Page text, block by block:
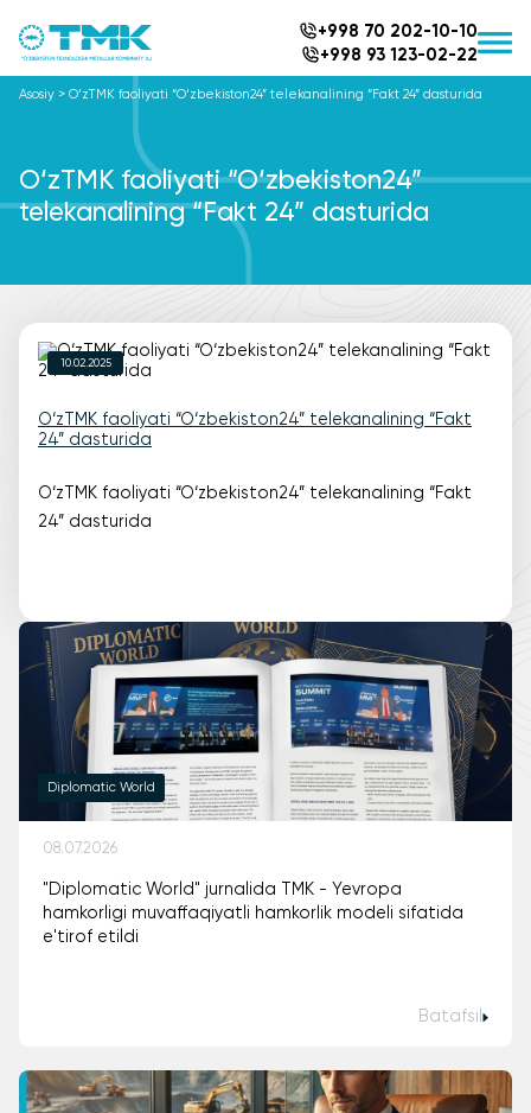
+998 70 202-10-10
+998 93 123-02-22
Asosiy > O‘zTMK faoliyati “O‘zbekiston24” telekanalining “Fakt 24” dasturida
O‘zTMK faoliyati “O‘zbekiston24”
telekanalining “Fakt 24” dasturida
10.02.2025
O‘zTMK faoliyati “O‘zbekiston24” telekanalining “Fakt
24” dasturida
O‘zTMK faoliyati “O‘zbekiston24” telekanalining “Fakt
24” dasturida
Diplomatic World
08.07.2026
"Diplomatic World" jurnalida TMK - Yevropa
hamkorligi muvaffaqiyatli hamkorlik modeli sifatida
e'tirof etildi
Batafsil